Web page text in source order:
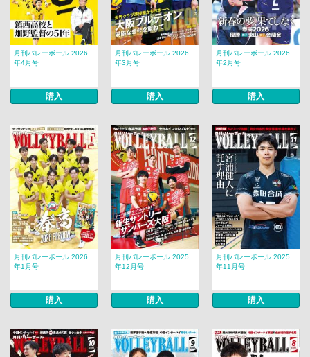
月刊バレーボール 2026
年4月号
購入
月刊バレーボール 2026
年3月号
購入
月刊バレーボール 2026
年2月号
購入
月刊バレーボール 2026
年1月号
購入
月刊バレーボール 2025
年12月号
購入
月刊バレーボール 2025
年11月号
購入